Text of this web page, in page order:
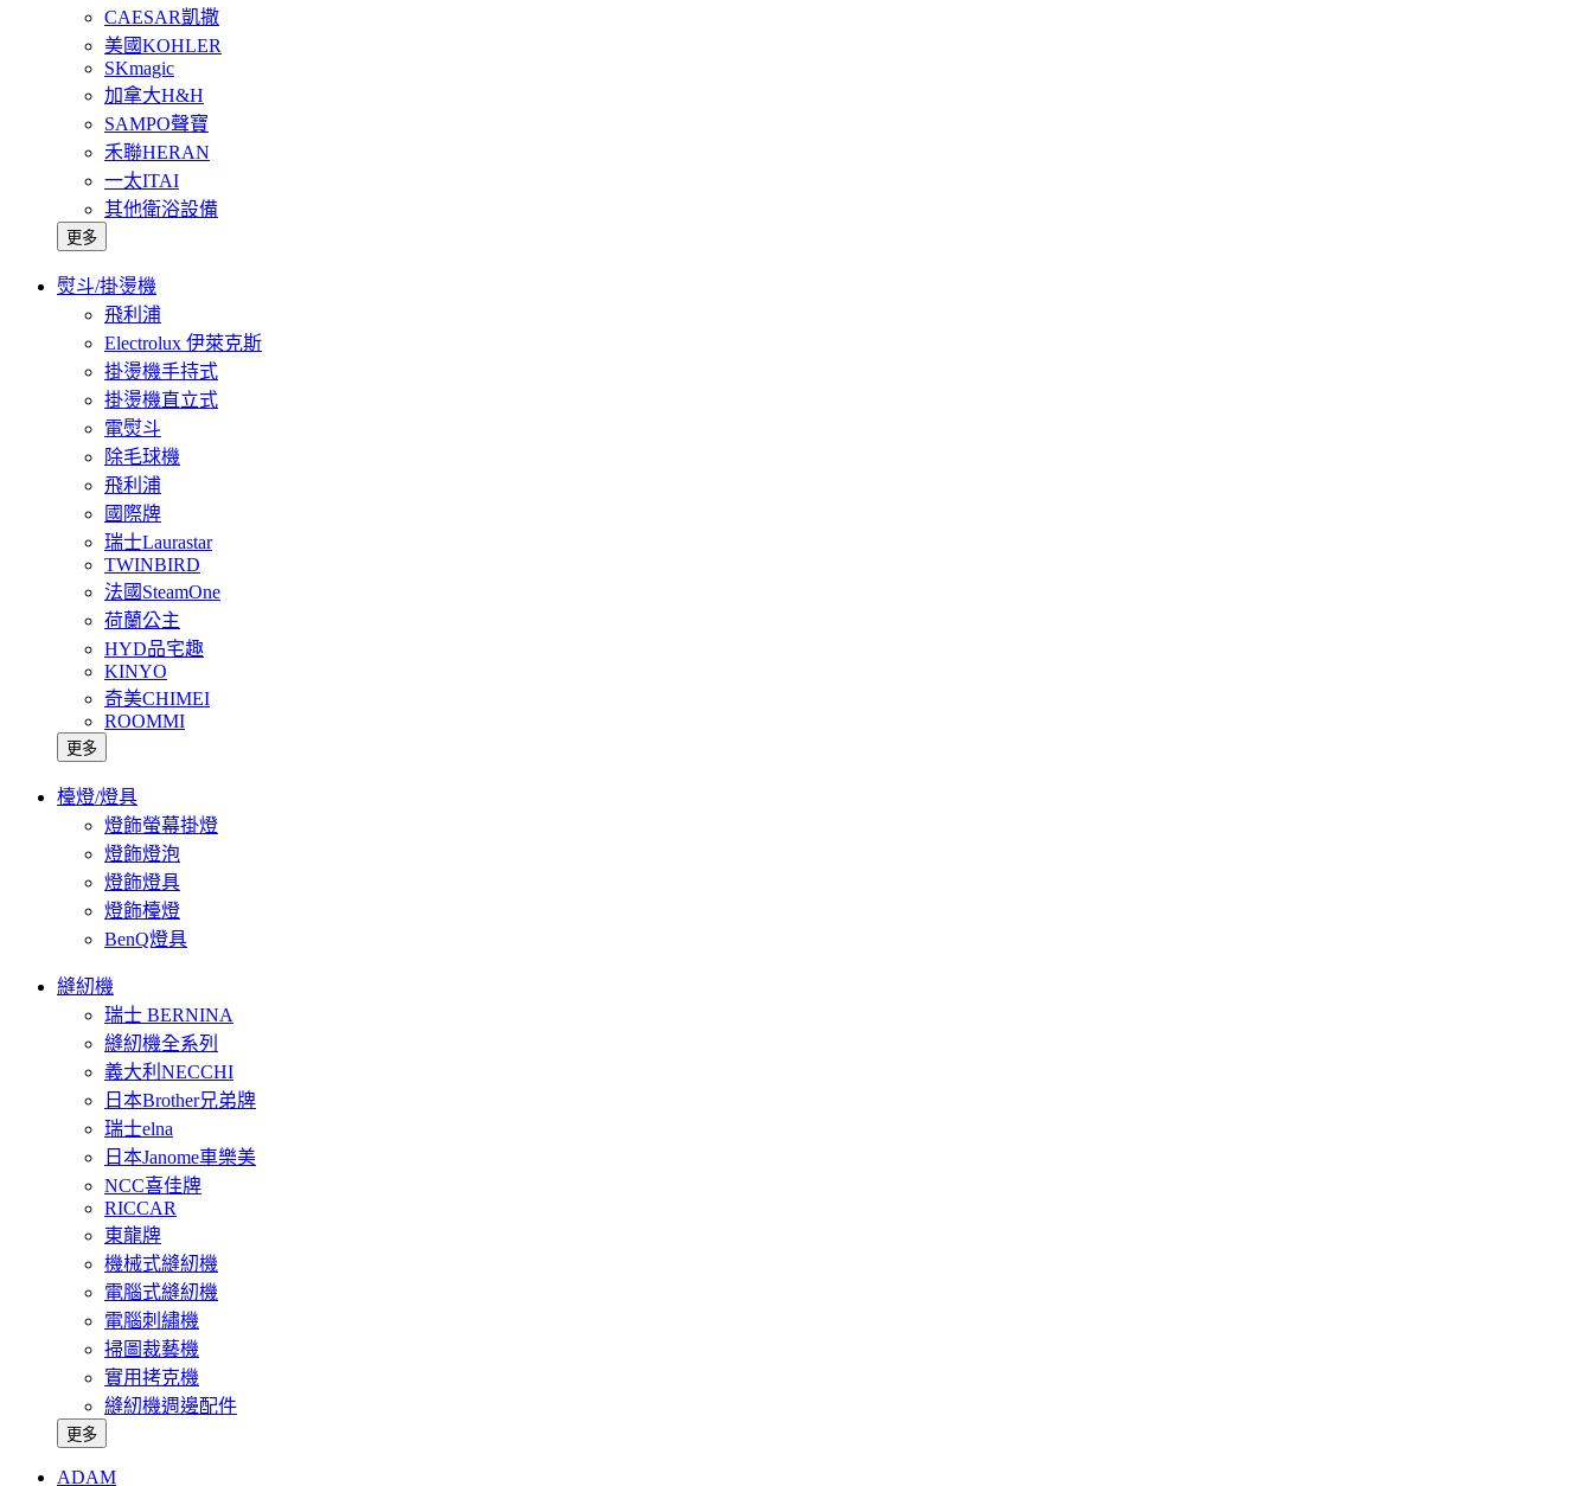
CAESAR凱撒
美國KOHLER
SKmagic
加拿大H&H
SAMPO聲寶
禾聯HERAN
一太ITAI
其他衛浴設備
更多
熨斗/掛燙機
飛利浦
Electrolux 伊萊克斯
掛燙機手持式
掛燙機直立式
電熨斗
除毛球機
飛利浦
國際牌
瑞士Laurastar
TWINBIRD
法國SteamOne
荷蘭公主
HYD品宅趣
KINYO
奇美CHIMEI
ROOMMI
更多
檯燈/燈具
燈飾螢幕掛燈
燈飾燈泡
燈飾燈具
燈飾檯燈
BenQ燈具
縫紉機
瑞士 BERNINA
縫紉機全系列
義大利NECCHI
日本Brother兄弟牌
瑞士elna
日本Janome車樂美
NCC喜佳牌
RICCAR
東龍牌
機械式縫紉機
電腦式縫紉機
電腦刺繡機
掃圖裁藝機
實用拷克機
縫紉機週邊配件
更多
ADAM